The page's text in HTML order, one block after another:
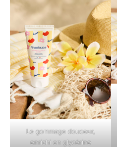
Le gommage douceur,
enrichi en glycérine